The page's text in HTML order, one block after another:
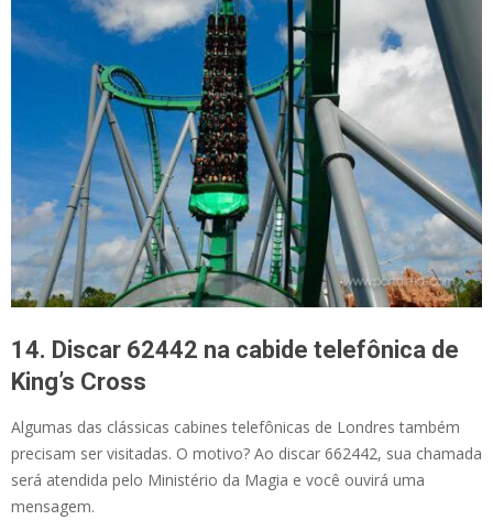
14. Discar 62442 na cabide telefônica de
King’s Cross
Algumas das clássicas cabines telefônicas de Londres também
precisam ser visitadas. O motivo? Ao discar 662442, sua chamada
será atendida pelo Ministério da Magia e você ouvirá uma
mensagem.